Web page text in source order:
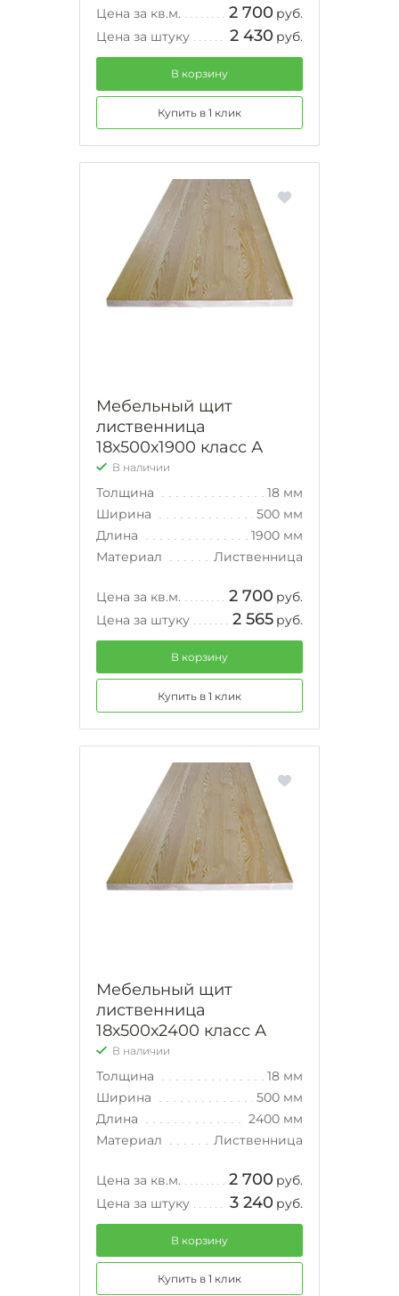
Цена за кв.м. 2 700 руб.
Цена за штуку
2 430 руб.
В корзину
Купить в 1 клик
Мебельный щит
лиственница
18х500х1900 класс А
В наличии
Толщина
18 мм
Ширина
500 мм
Длина
1900 мм
Материал
Лиственница
Цена за кв.м. 2 700 руб.
Цена за штуку
2 565 руб.
В корзину
Купить в 1 клик
Мебельный щит
лиственница
18х500х2400 класс А
В наличии
Толщина
18 мм
Ширина
500 мм
Длина
2400 мм
Материал
Лиственница
Цена за кв.м. 2 700 руб.
Цена за штуку
3 240 руб.
В корзину
Купить в 1 клик